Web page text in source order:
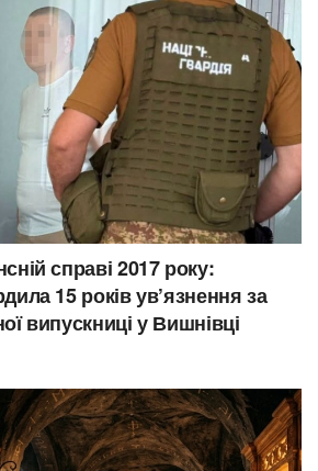
справі 2017 року:
15 років ув’язнення за
випускниці у Вишнівці